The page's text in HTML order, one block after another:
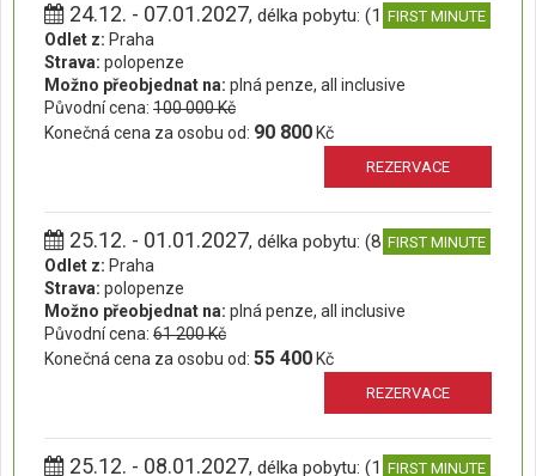
24.12. - 07.01.2027, délka pobytu: (15 dní)FIRST MINUTE
Odlet z: Praha
Strava: polopenze
Možno přeobjednat na: plná penze, all inclusive
Původní cena: 100 000 Kč
Konečná cena za osobu od: 90 800 Kč
REZERVACE
25.12. - 01.01.2027, délka pobytu: (8 dní)FIRST MINUTE
Odlet z: Praha
Strava: polopenze
Možno přeobjednat na: plná penze, all inclusive
Původní cena: 61 200 Kč
Konečná cena za osobu od: 55 400 Kč
REZERVACE
25.12. - 08.01.2027, délka pobytu: (15 dní)FIRST MINUTE